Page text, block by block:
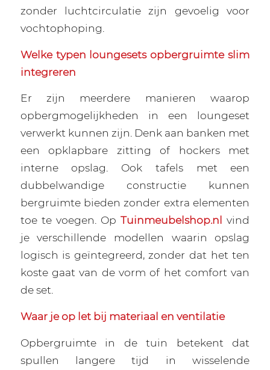
zonder luchtcirculatie zijn gevoelig voor
vochtophoping.
Welke typen loungesets opbergruimte slim
integreren
Er zijn meerdere manieren waarop
opbergmogelijkheden in een loungeset
verwerkt kunnen zijn. Denk aan banken met
een opklapbare zitting of hockers met
interne opslag. Ook tafels met een
dubbelwandige constructie kunnen
bergruimte bieden zonder extra elementen
toe te voegen. OpTuinmeubelshop.nl vind
je verschillende modellen waarin opslag
logisch is geïntegreerd, zonder dat het ten
koste gaat van de vorm of het comfort van
de set.
Waar je op let bij materiaal en ventilatie
Opbergruimte in de tuin betekent dat
spullen langere tijd in wisselende